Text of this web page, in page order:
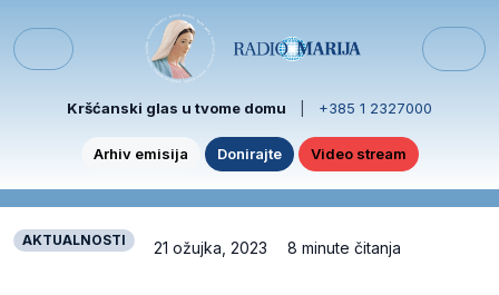
Menu
Kršćanski glas u tvome domu +385 1 2327000
Arhiv emisija Donirajte Video stream
AKTUALNOSTI 21 ožujka, 2023 8 minute čitanja